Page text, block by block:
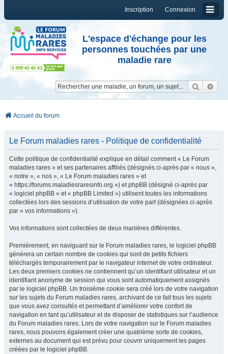
Connexion
Inscription
L'espace d'échange pour les
personnes touchées par une
maladie rare
Accueil du forum
Le Forum maladies rares - Politique de confidentialité
Cette politique de confidentialité explique en détail comment « Le Forum
maladies rares » et ses partenaires affiliés (désignés ci-après par « nous »,
« notre », « nos », « Le Forum maladies rares » et
« https://forums.maladiesraresinfo.org ») et phpBB (désigné ci-après par
« logiciel phpBB » et « phpBB Limited ») utilisent toutes les informations
collectées lors des sessions d’utilisation de votre part (désignées ci-après
par « vos informations »).
Vos informations sont collectées de deux manières différentes.
Premièrement, en naviguant sur le Forum maladies rares, le logiciel phpBB
génèrera un certain nombre de cookies qui sont de petits fichiers
téléchargés temporairement par le navigateur internet de votre ordinateur.
Les deux premiers cookies ne contiennent qu’un identifiant utilisateur et un
identifiant anonyme de session qui vous sont automatiquement assignés
par le logiciel phpBB. Un troisième cookie sera créé lors de votre navigation
sur les sujets du Forum maladies rares, archivant de ce fait tous les sujets
que vous avez consultés et permettant d’améliorer votre confort de
navigation en tant qu’utilisateur et de disposer de statistiques sur l’audience
du Forum maladies rares. Lors de votre navigation sur le Forum maladies
rares, nous pouvons également créer une quatrième sorte de cookies,
externes au document qui est prévu pour couvrir uniquement les pages
créées par le logiciel phpBB.